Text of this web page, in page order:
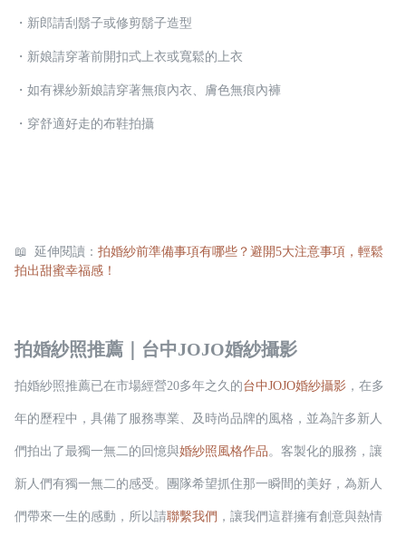
・新郎請刮鬍子或修剪鬍子造型
・新娘請穿著前開扣式上衣或寬鬆的上衣
・如有裸紗新娘請穿著無痕內衣、膚色無痕內褲
・穿舒適好走的布鞋拍攝
📖  延伸閱讀： 拍婚紗前準備事項有哪些？避開5大注意事項，輕鬆
拍出甜蜜幸福感！
拍婚紗照推薦｜台中JOJO婚紗攝影
拍婚紗照推薦已在市場經營20多年之久的台中JOJO婚紗攝影 ，在多
年的歷程中，具備了服務專業、及時尚品牌的風格，並為許多新人
們拍出了最獨一無二的回憶與婚紗照風格作品。客製化的服務，讓
新人們有獨一無二的感受。團隊希望抓住那一瞬間的美好，為新人
們帶來一生的感動，所以請聯繫我們 ，讓我們這群擁有創意與熱情